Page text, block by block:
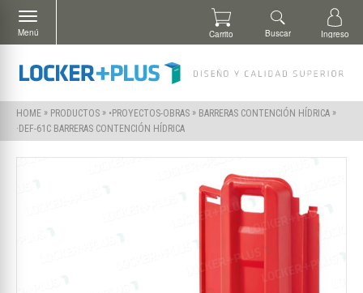
HOME » PRODUCTOS » •PROYECTOS-OBRAS » BARRERAS CONTENCIÓN HÍDRICA »
·DEF-61C BARRERAS CONTENCIÓN HÍDRICA
Menú Carrito Buscar Ingreso